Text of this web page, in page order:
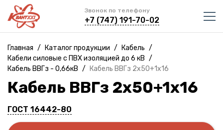
Звонок по телефону
+7 (747) 191-70-02
Главная / Каталог продукции / Кабель /
Кабели силовые с ПВХ изоляцией до 6 кВ /
Кабель ВВГз - 0,66кВ / Кабель ВВГз 2х50+1х16
Кабель ВВГз 2х50+1х16
ГОСТ 16442-80